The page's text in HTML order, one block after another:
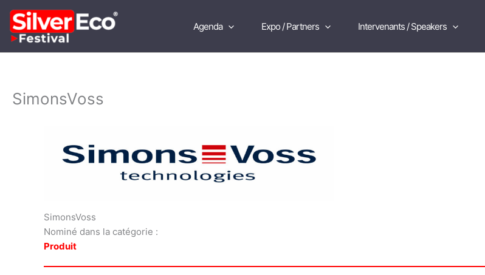
contenu
Agenda Expo / Partners Intervenants / Speakers
SimonsVoss
SimonsVoss
Nominé dans la catégorie :
Produit